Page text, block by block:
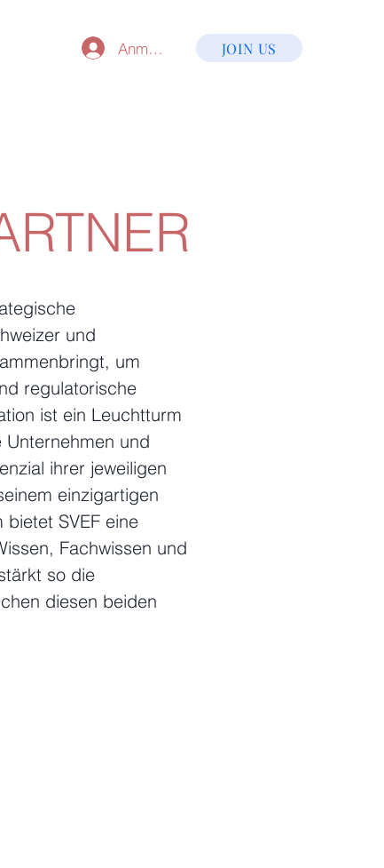
Anmelden JOIN US
und
um
regulatorische
ist ein Leuchtturm
und
ihrer jeweiligen
einzigartigen
SVEF eine
Fachwissen und
so die
diesen beiden